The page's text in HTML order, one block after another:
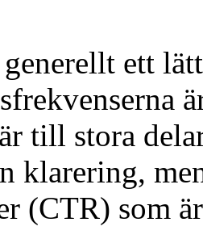
ett
till stora
klarering,
(CTR) som